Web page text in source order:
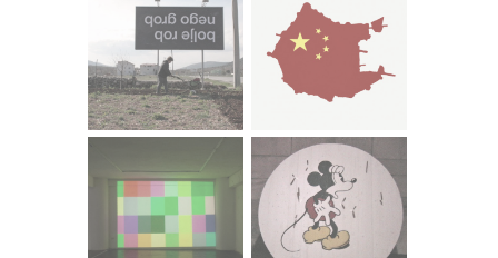
preciznosti, još manje arhivske arheologije ili sličnih
metoda koje često srećemo u socijalno angažiranim
suvremenoumjetničkim praksama. Pagar svojim
performansima, akcijama ili instalacijama ponajprije želi
proizvesti šum ili neku vrstu očuđenja svakodnevice koji
bi, pretpostavka je, trebao proizvesti neku vrstu pomaka
u svijesti promatrača ili u njegovom razumijevanju svijeta
Kada je na primjer u Rijeci 2004. godine u akciji “Anđelko ili